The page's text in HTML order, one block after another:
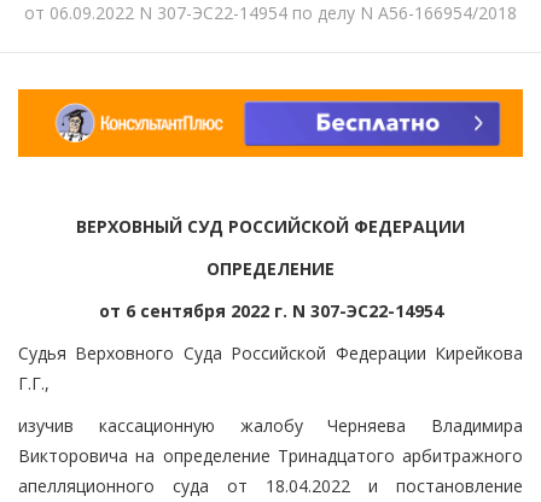
от 06.09.2022 N 307-ЭС22-14954 по делу N А56-166954/2018
ВЕРХОВНЫЙ СУД РОССИЙСКОЙ ФЕДЕРАЦИИ
ОПРЕДЕЛЕНИЕ
от 6 сентября 2022 г. N 307-ЭС22-14954
Судья Верховного Суда Российской Федерации Кирейкова
Г.Г.,
изучив кассационную жалобу Черняева Владимира
Викторовича на определение Тринадцатого арбитражного
апелляционного суда от 18.04.2022 и постановление